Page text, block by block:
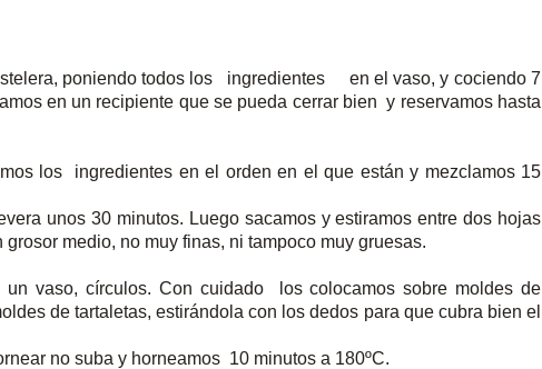
poniendo todos los ingredientes en el vaso, y cociendo 7
en un recipiente que se pueda cerrar bien y reservamos hasta
los ingredientes en el orden en el que están y mezclamos 15
unos 30 minutos. Luego sacamos y estiramos entre dos hojas
medio, no muy finas, ni tampoco muy gruesas.
vaso, círculos. Con cuidado los colocamos sobre moldes de
de tartaletas, estirándola con los dedos para que cubra bien el
no suba y horneamos 10 minutos a 180ºC.